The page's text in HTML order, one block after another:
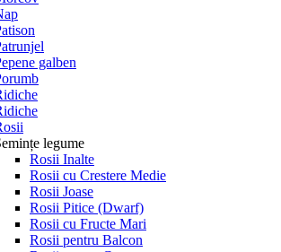
galben
legume
Rosii Inalte
Rosii cu Crestere Medie
Rosii Joase
Rosii Pitice (Dwarf)
Rosii cu Fructe Mari
Rosii pentru Balcon